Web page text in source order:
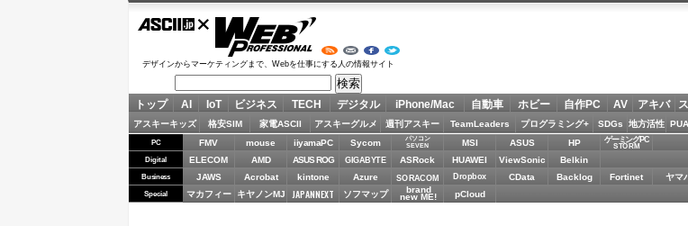
Web Professional
デザインからマーケティングまで、Webを仕事にする人の情報サイト
トップ AI IoT ビジネス TECH デジタル iPhone/Mac 自動車 ホビー 自作PC AV アキバ
アスキーキッズ 格安SIM 家電ASCII アスキーグルメ 週刊アスキー TeamLeaders プログラミング+ SDGs 地方活性
PC FMV mouse iiyamaPC Sycom
パソコン
SEVEN
MSI ASUS HP ゲーミングPC
STORM
Digital ELECOM AMD ASUS ROG GIGABYTE ASRock HUAWEI ViewSonic Belkin
Business JAWS Acrobat kintone Azure SORACOM Dropbox CData Backlog Fortinet ヤマ
Special マカフィー キヤノンMJ JAPANNEXT ソフマップ brand
new ME! pCloud